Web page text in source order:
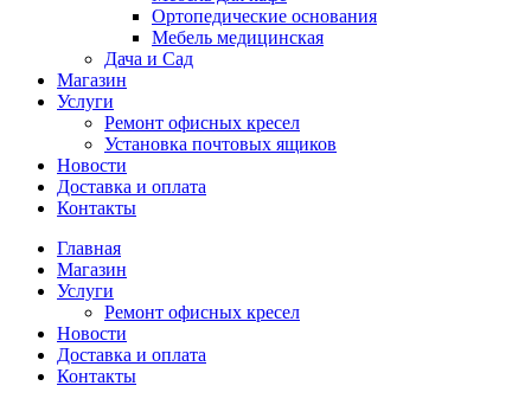
Ортопедические основания
Мебель медицинская
Дача и Сад
Магазин
Услуги
Ремонт офисных кресел
Установка почтовых ящиков
Новости
Доставка и оплата
Контакты
Главная
Магазин
Услуги
Ремонт офисных кресел
Новости
Доставка и оплата
Контакты